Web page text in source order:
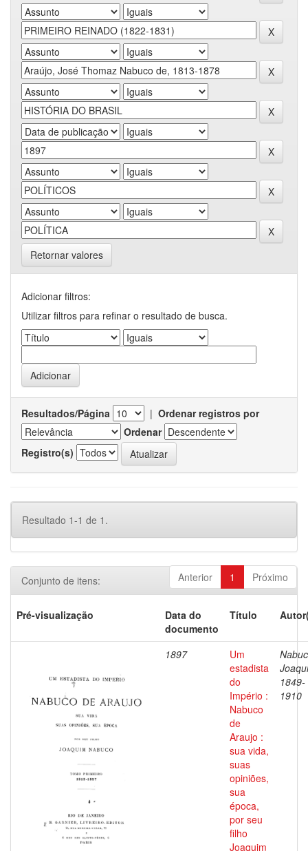
Retornar valores
Adicionar filtros:
Utilizar filtros para refinar o resultado de busca.
Resultados/Página | Ordenar registros por
Ordenar
Registro(s)
Resultado 1-1 de 1.
Anterior 1 Próximo
Conjunto de itens:
Pré-visualização
Data do
documento
Título
1897
Um
estadista
do
Império :
Nabuco
de
Araujo :
sua vida,
suas
opiniões,
sua
época,
por seu
filho
Joaquim
1849-
1910